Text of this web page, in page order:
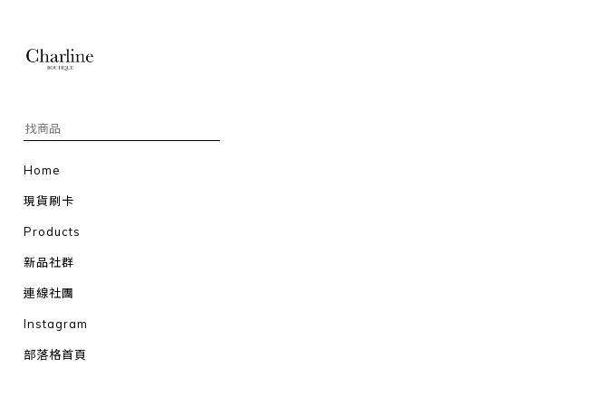
Home
現貨刷卡
Products
新品社群
連線社團
Instagram
部落格首頁